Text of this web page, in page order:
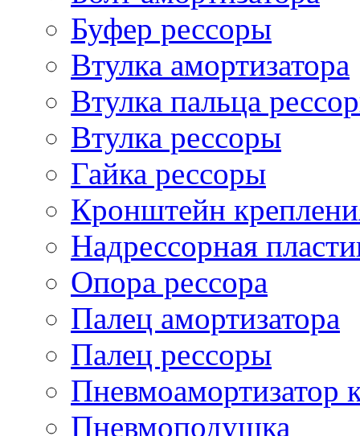
Буфер рессоры
Втулка амортизатора
Втулка пальца
Втулка рессоры
Гайка рессоры
Кронштейн
Надрессорная
Опора рессора
Палец амортизатора
Палец рессоры
Пневмоамортизатор
Пневмоподушка